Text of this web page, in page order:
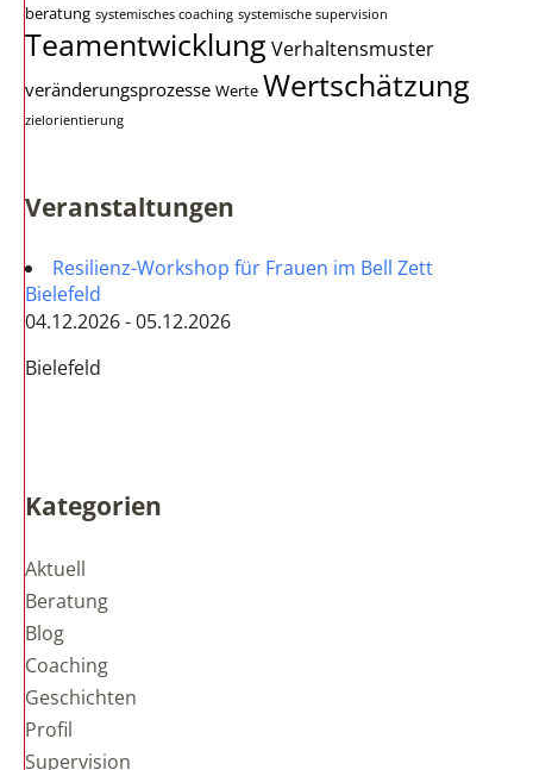
beratung systemisches coaching systemische supervision
Teamentwicklung Verhaltensmuster
veränderungsprozesse Werte Wertschätzung
zielorientierung
Veranstaltungen
Resilienz-Workshop für Frauen im Bell Zett
Bielefeld
04.12.2026 - 05.12.2026
Bielefeld
Kategorien
Aktuell
Beratung
Blog
Coaching
Geschichten
Profil
Supervision